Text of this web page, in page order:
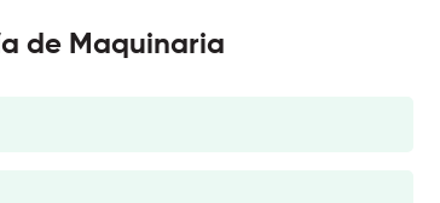
de Maquinaria